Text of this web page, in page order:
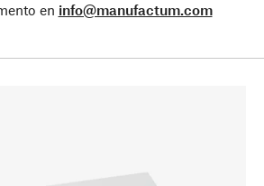
en info@manufactum.com